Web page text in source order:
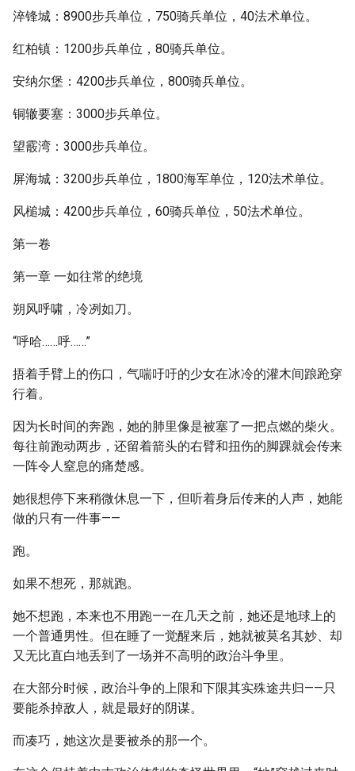
淬锋城：8900步兵单位，750骑兵单位，40法术单位。
红柏镇：1200步兵单位，80骑兵单位。
安纳尔堡：4200步兵单位，800骑兵单位。
铜辙要塞：3000步兵单位。
望霰湾：3000步兵单位。
屏海城：3200步兵单位，1800海军单位，120法术单位。
风槌城：4200步兵单位，60骑兵单位，50法术单位。
第一卷
第一章 一如往常的绝境
朔风呼啸，冷冽如刀。
“呼哈……呼……”
捂着手臂上的伤口，气喘吁吁的少女在冰冷的灌木间踉跄穿
行着。
因为长时间的奔跑，她的肺里像是被塞了一把点燃的柴火。
每往前跑动两步，还留着箭头的右臂和扭伤的脚踝就会传来
一阵令人窒息的痛楚感。
她很想停下来稍微休息一下，但听着身后传来的人声，她能
做的只有一件事——
跑。
如果不想死，那就跑。
她不想跑，本来也不用跑——在几天之前，她还是地球上的
一个普通男性。但在睡了一觉醒来后，她就被莫名其妙、却
又无比直白地丢到了一场并不高明的政治斗争里。
在大部分时候，政治斗争的上限和下限其实殊途共归——只
要能杀掉敌人，就是最好的阴谋。
而凑巧，她这次是要被杀的那一个。